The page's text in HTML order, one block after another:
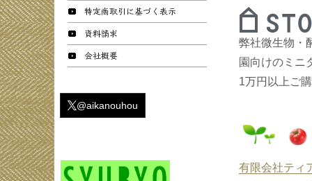
弊社微生物・
園向けのミニ
1万円以上ご
有限会社ティ
@aikanouhou